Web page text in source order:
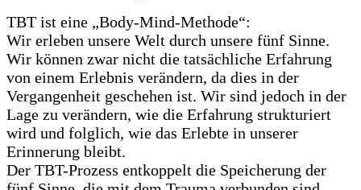
TBT ist eine „Body-Mind-Methode“:
Wir erleben unsere Welt durch unsere fünf Sinne.
Wir können zwar nicht die tatsächliche Erfahrung
von einem Erlebnis verändern, da dies in der
Vergangenheit geschehen ist. Wir sind jedoch in der
Lage zu verändern, wie die Erfahrung strukturiert
wird und folglich, wie das Erlebte in unserer
Erinnerung bleibt.
Der TBT-Prozess entkoppelt die Speicherung der